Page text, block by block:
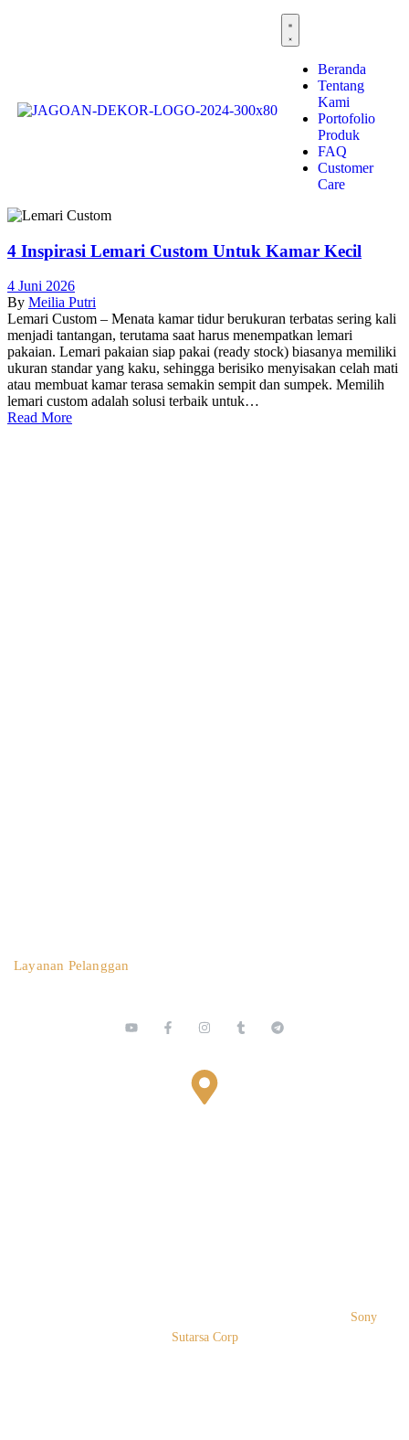
Beranda
Tentang
Kami
Portofolio
Produk
FAQ
Customer
Care
4 Inspirasi Lemari Custom Untuk Kamar Kecil
4 Juni 2026
By Meilia Putri
Lemari Custom – Menata kamar tidur berukuran terbatas sering kali
menjadi tantangan, terutama saat harus menempatkan lemari
pakaian. Lemari pakaian siap pakai (ready stock) biasanya memiliki
ukuran standar yang kaku, sehingga berisiko menyisakan celah mati
atau membuat kamar terasa semakin sempit dan sumpek. Memilih
lemari custom adalah solusi terbaik untuk…
Read More
Layanan Pelanggan
Sony
Sutarsa Corp